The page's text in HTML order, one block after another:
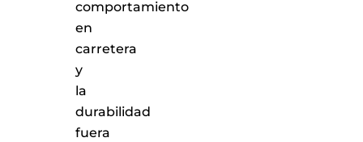
comportamiento
en
carretera
y
la
durabilidad
fuera